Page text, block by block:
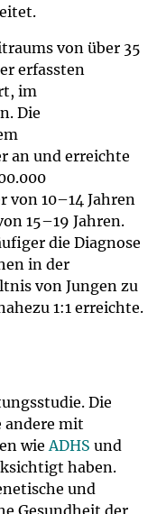
von über 35
erfassten
im
Die
an und erreichte
von 10–14 Jahren
15–19 Jahren.
die Diagnose
in der
von Jungen zu
1:1 erreichte.
Die
andere mit
wieADHS und
haben.
und
Gesundheit der